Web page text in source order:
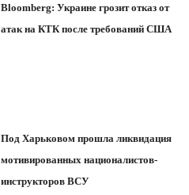
Bloomberg: Украине грозит отказ от
атак на КТК после требований США
Под Харьковом прошла ликвидация
мотивированных националистов-
инструкторов ВСУ